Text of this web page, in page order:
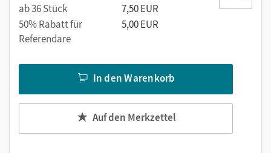
ab 36 Stück
7,50 EUR
50% Rabatt für
Referendare
5,00 EUR
In den Warenkorb
Auf den Merkzettel